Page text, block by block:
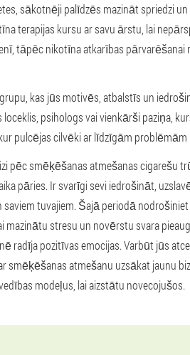
sākotnēji palīdzēs mazināt spriedzi
terapijas kursu ar savu ārstu, lai
tāpēc nikotīna atkarības pārvarēšanai
kas jūs motivēs, atbalstīs un
psihologs vai vienkārši paziņa,
pulcējas cilvēki ar līdzīgām problēmām
pēc smēķēšanas atmešanas cigarešu
pāries. Ir svarīgi sevi iedrošināt,
tuvajiem. Šajā periodā
stresu un novērstu svara
radīja pozitīvas emocijas. Varbūt jūs
smēķēšanas atmešanu uzsākat jaunu
modeļus, lai aizstātu novecojušos.